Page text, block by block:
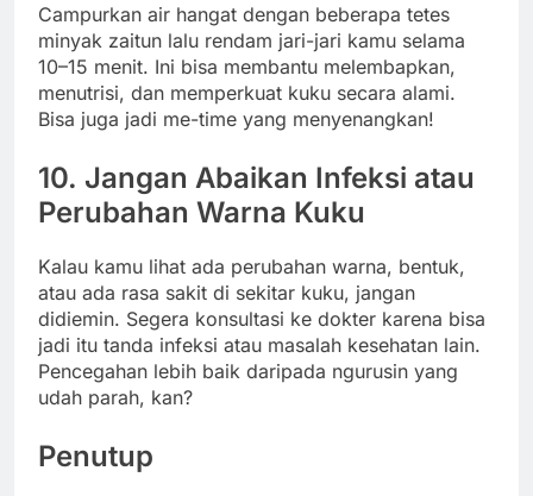
Campurkan air hangat dengan beberapa tetes
minyak zaitun lalu rendam jari-jari kamu selama
10–15 menit. Ini bisa membantu melembapkan,
menutrisi, dan memperkuat kuku secara alami.
Bisa juga jadi me-time yang menyenangkan!
10. Jangan Abaikan Infeksi atau
Perubahan Warna Kuku
Kalau kamu lihat ada perubahan warna, bentuk,
atau ada rasa sakit di sekitar kuku, jangan
didiemin. Segera konsultasi ke dokter karena bisa
jadi itu tanda infeksi atau masalah kesehatan lain.
Pencegahan lebih baik daripada ngurusin yang
udah parah, kan?
Penutup